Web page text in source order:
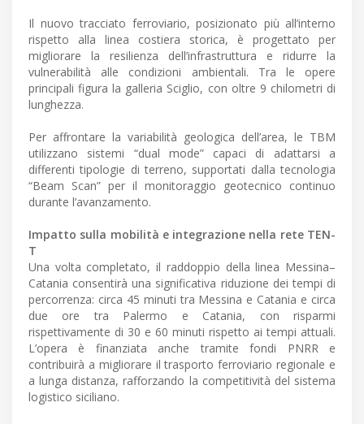
Il nuovo tracciato ferroviario, posizionato più all’interno
rispetto alla linea costiera storica, è progettato per
migliorare la resilienza dell’infrastruttura e ridurre la
vulnerabilità alle condizioni ambientali. Tra le opere
principali figura la galleria Sciglio, con oltre 9 chilometri di
lunghezza.
Per affrontare la variabilità geologica dell’area, le TBM
utilizzano sistemi “dual mode” capaci di adattarsi a
differenti tipologie di terreno, supportati dalla tecnologia
“Beam Scan” per il monitoraggio geotecnico continuo
durante l’avanzamento.
Impatto sulla mobilità e integrazione nella rete TEN-
T
Una volta completato, il raddoppio della linea Messina–
Catania consentirà una significativa riduzione dei tempi di
percorrenza: circa 45 minuti tra Messina e Catania e circa
due ore tra Palermo e Catania, con risparmi
rispettivamente di 30 e 60 minuti rispetto ai tempi attuali.
L’opera è finanziata anche tramite fondi PNRR e
contribuirà a migliorare il trasporto ferroviario regionale e
a lunga distanza, rafforzando la competitività del sistema
logistico siciliano.